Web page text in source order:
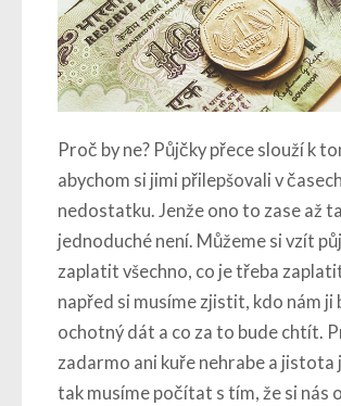
Proč by ne? Půjčky přece slouží k
abychom si jimi přilepšovali v časech
nedostatku. Jenže ono to zase až
jednoduché není. Můžeme si vzít
zaplatit všechno, co je třeba
napřed si musíme zjistit, kdo nám ji
ochotný dát a co za to bude chtít.
zadarmo ani kuře nehrabe a jistota
tak musíme počítat s tím, že si nás